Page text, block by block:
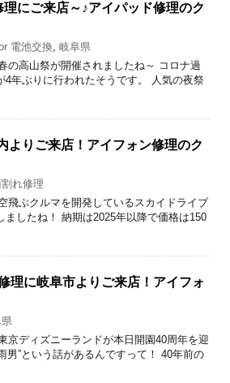
にご来店～♪アイパッド修理のク
電池交換, 岐阜県
の高山祭が開催されましたね～ コロナ過
年ぶりに行われたそうです。 人気の夜祭
りご来店！アイフォン修理のク
れ修理
飛ぶクルマを開発しているスカイドライブ
したね！ 納期は2025年以降で価格は150
理に岐阜市よりご来店！アイフォ
京ディズニーランドが本日開園40周年を迎
男”という話があるんですって！ 40年前の